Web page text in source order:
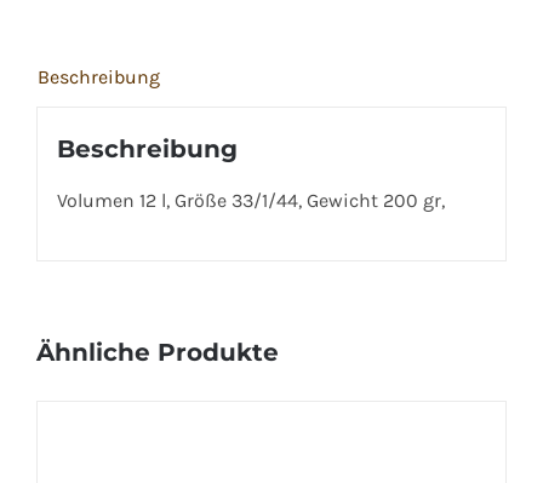
Beschreibung
Beschreibung
Volumen 12 l, Größe 33/1/44, Gewicht 200 gr,
Ähnliche Produkte